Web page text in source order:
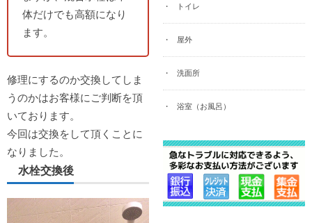
体だけでも高額になり
ます。
修理にするのか交換してしま
うのかはお客様にご判断を頂
いております。
今回は交換をして頂くことに
なりました。
水栓交換後
トイレ
屋外
洗面所
浴室（お風呂）